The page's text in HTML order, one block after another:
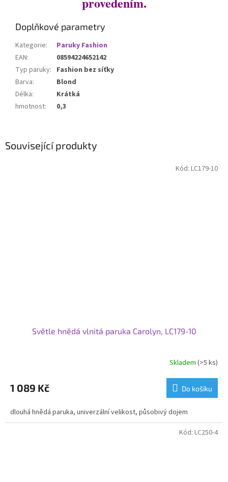
Související produkty
Světle hnědá vlnitá paruka Carolyn, LC179-10
Skladem (>5 ks)
1 089 Kč Do košíku
dlouhá hnědá paruka, univerzální velikost, působivý dojem
Kód: LC179-10
Kód: LC250-4
Doplňkové parametry
Kategorie:
Paruky Fashion
EAN:
08594224652142
Typ paruky: Fashion bez síťky
Barva:
Blond
Délka:
Krátká
hmotnost: 0,3